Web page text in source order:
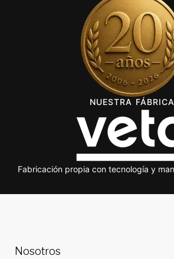
NUESTRA FÁBRICA
Fabricación propia con tecnología y
Nosotros